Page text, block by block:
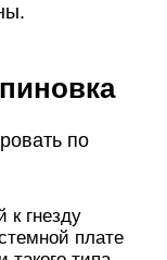
по
к гнезду
плате